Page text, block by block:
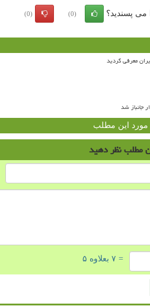
پسندید؟ (0)
(0)
جانباز شد
مورد این مطلب
مطلبنظر دهید
= ۷ بعلاوه ۵